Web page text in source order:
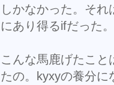
しかなかった。そ
にあり得るifだった。
こんな馬鹿げたこと
たの。kyxyの養分に